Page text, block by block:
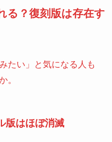
る？復刻版は存在す
たい」と気になる人も
。
版はほぼ消滅